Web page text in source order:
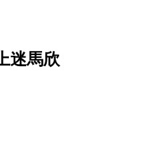
迷馬欣